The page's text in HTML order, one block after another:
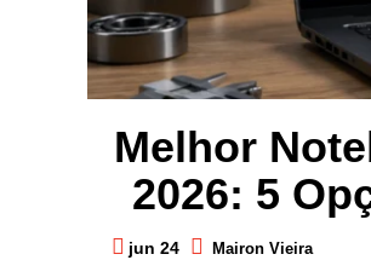
Melhor
2026: 5
jun 24 Mairon Vieira